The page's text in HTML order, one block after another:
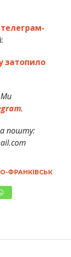
телеграм-
затопило
Ми
.
пошту:
ФРАНКІВСЬК